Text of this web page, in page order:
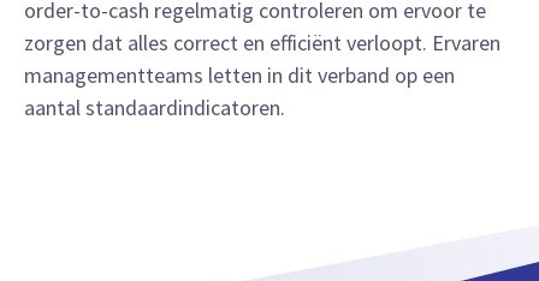
order-to-cash regelmatig controleren om ervoor te
zorgen dat alles correct en efficiënt verloopt. Ervaren
managementteams letten in dit verband op een
aantal standaardindicatoren.